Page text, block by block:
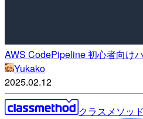
AWS CodePipeline 初心者向け
Yukako
2025.02.12
クラスメソッ